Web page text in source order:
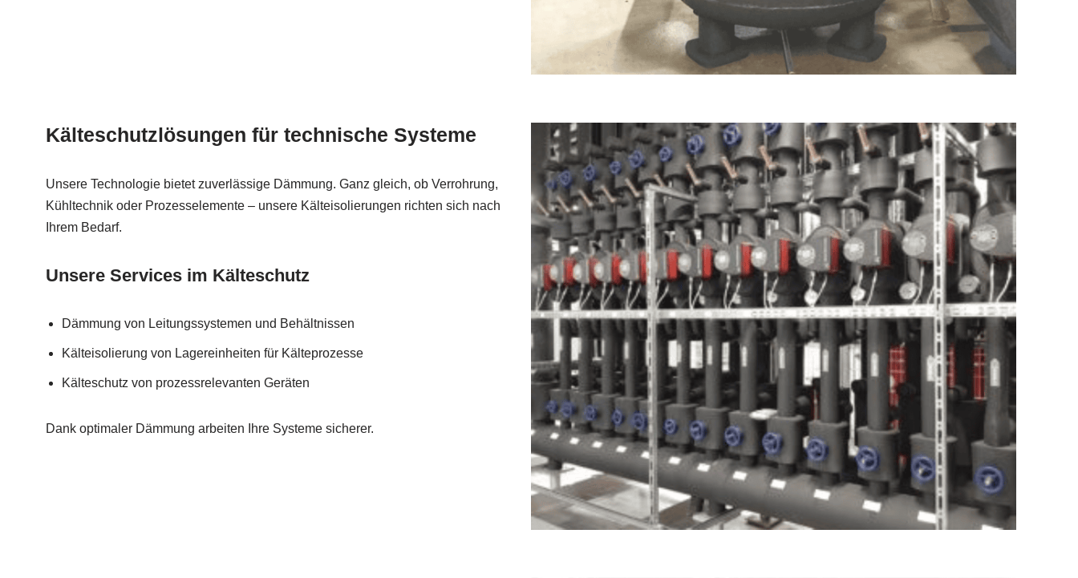
Kälteschutzlösungen für technische Systeme
Unsere Technologie bietet zuverlässige Dämmung. Ganz gleich, ob Verrohrung,
Kühltechnik oder Prozesselemente – unsere Kälteisolierungen richten sich nach
Ihrem Bedarf.
Unsere Services im Kälteschutz
Dämmung von Leitungssystemen und Behältnissen
Kälteisolierung von Lagereinheiten für Kälteprozesse
Kälteschutz von prozessrelevanten Geräten
Dank optimaler Dämmung arbeiten Ihre Systeme sicherer.